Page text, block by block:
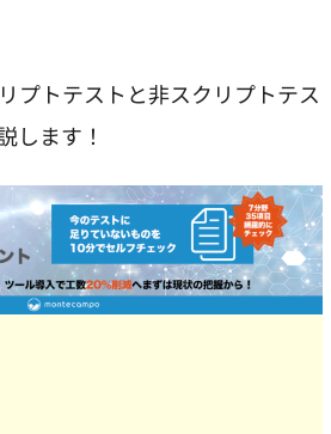
プトテストと非スクリプトテス
します！